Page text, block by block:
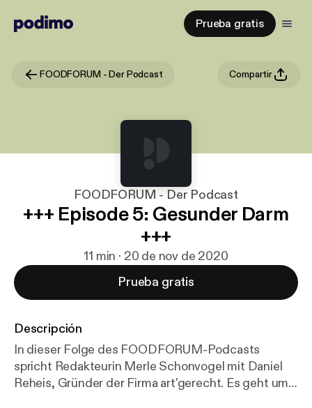
Prueba gratis
FOODFORUM - Der Podcast Compartir
FOODFORUM - Der Podcast
+++ Episode 5: Gesunder Darm
+++
11 min · 20 de nov de 2020
Prueba gratis
Descripción
In dieser Folge des FOODFORUM-Podcasts
spricht Redakteurin Merle Schonvogel mit Daniel
Reheis, Gründer der Firma art'gerecht. Es geht um